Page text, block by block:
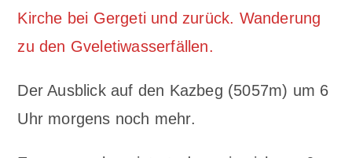
Kirche bei Gergeti und zurück. Wanderung
zu den Gveletiwasserfällen.
Der Ausblick auf den Kazbeg (5057m) um 6
Uhr morgens noch mehr.